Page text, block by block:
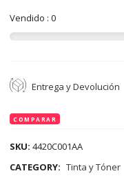
Vendido : 0
Entrega y Devolución
COMPARAR
SKU:4420C001AA
CATEGORY: Tinta y Tóner